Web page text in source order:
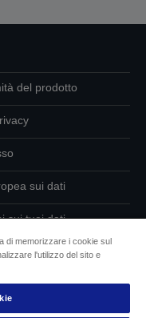
del prodotto
sui dati
sui tuoi dati
di memorizzare i cookie sul
l'utilizzo del sito e